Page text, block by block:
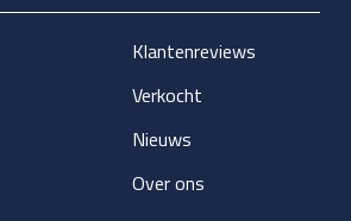
Klantenreviews
Verkocht
Nieuws
Over ons